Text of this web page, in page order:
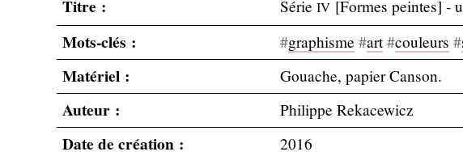
Titre : Série IV [Formes peintes] -
Mots-clés : #graphisme #art #couleurs #
Matériel : Gouache, papier Canson.
Auteur : Philippe Rekacewicz
Date de création : 2016